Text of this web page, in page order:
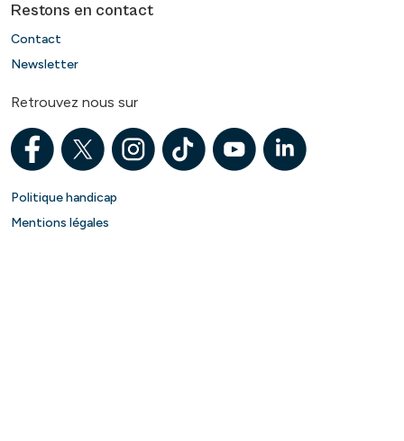
Restons en contact
Contact
Newsletter
Retrouvez nous sur
Politique handicap
Mentions légales